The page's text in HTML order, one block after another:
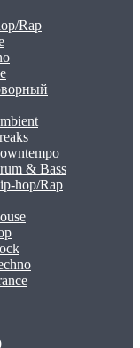
Rap
& Bass
hop/Rap